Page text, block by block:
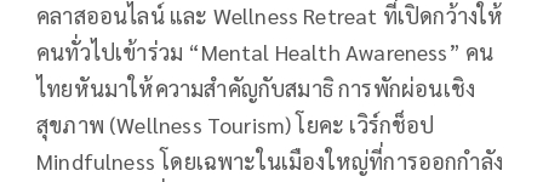
คลาสออนไลน์ และ Wellness Retreat ที่เปิดกว้างให้
คนทั่วไปเข้าร่วม “Mental Health Awareness” คน
ไทยหันมาให้ความสำคัญกับสมาธิ การพักผ่อนเชิง
สุขภาพ (Wellness Tourism) โยคะ เวิร์กช็อป
Mindfulness โดยเฉพาะในเมืองใหญ่ที่การออกกำลัง